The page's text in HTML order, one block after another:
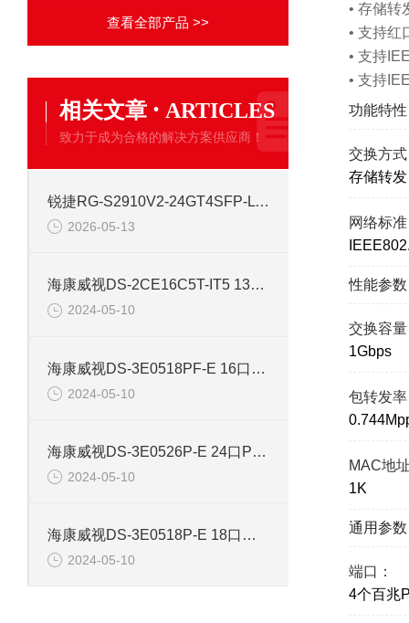
查看全部产品 >>
相关文章 · ARTICLES
致力于成为合格的解决方案供应商！
锐捷RG-S2910V2-24GT4SFP-L 24口网管千兆交换机
2026-05-13
海康威视DS-2CE16C5T-IT5 130万红外高清同轴交换机
2024-05-10
海康威视DS-3E0518PF-E 16口智能POE千兆交换机
2024-05-10
海康威视DS-3E0526P-E 24口POE千兆智能交换机
2024-05-10
海康威视DS-3E0518P-E 18口千兆POE交换机
2024-05-10
• 存储转
• 支持红
• 支持
• 支持
功能特性
交换方
存储转发
网络标
性能参数
交换容
1Gbps
包转发
MAC地
1K
通用参数
端口：
4个百兆